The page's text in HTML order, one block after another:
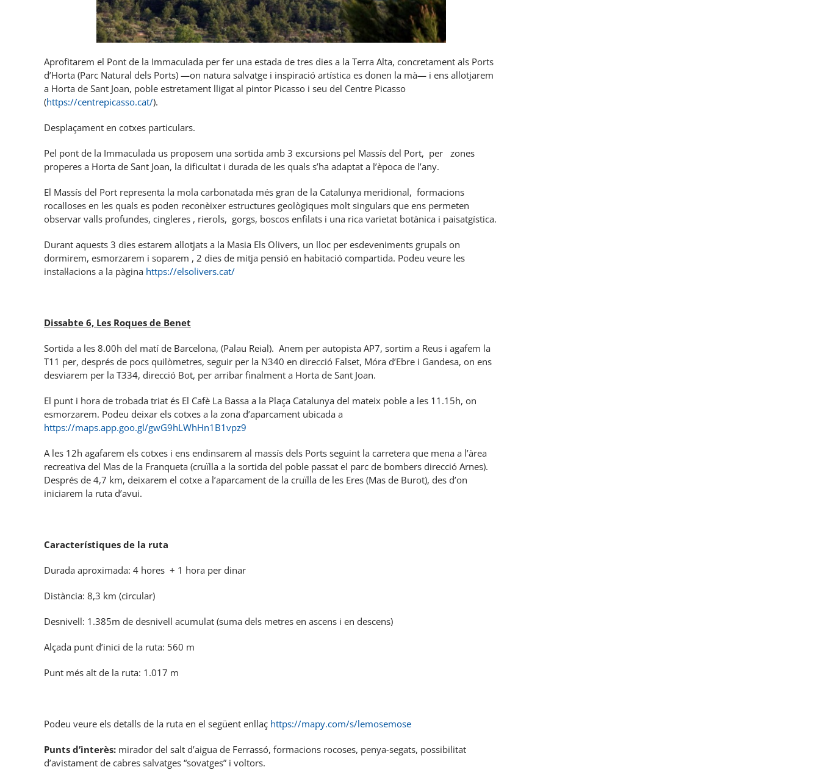
Aprofitarem el Pont de la Immaculada per fer una estada de tres dies a la Terra Alta, concretament als Ports
d’Horta (Parc Natural dels Ports) —on natura salvatge i inspiració artística es donen la mà— i ens allotjarem
a Horta de Sant Joan, poble estretament lligat al pintor Picasso i seu del Centre Picasso
(https://centrepicasso.cat/).
Desplaçament en cotxes particulars.
Pel pont de la Immaculada us proposem una sortida amb 3 excursions pel Massís del Port, per zones
properes a Horta de Sant Joan, la dificultat i durada de les quals s’ha adaptat a l’època de l’any.
El Massís del Port representa la mola carbonatada més gran de la Catalunya meridional, formacions
rocalloses en les quals es poden reconèixer estructures geològiques molt singulars que ens permeten
observar valls profundes, cingleres , rierols, gorgs, boscos enfilats i una rica varietat botànica i paisatgística.
Durant aquests 3 dies estarem allotjats a la Masia Els Olivers, un lloc per esdeveniments grupals on
dormirem, esmorzarem i soparem , 2 dies de mitja pensió en habitació compartida. Podeu veure les
instal·lacions a la pàgina https://elsolivers.cat/
Dissabte 6, Les Roques de Benet
Sortida a les 8.00h del matí de Barcelona, (Palau Reial). Anem per autopista AP7, sortim a Reus i agafem la
T11 per, després de pocs quilòmetres, seguir per la N340 en direcció Falset, Móra d’Ebre i Gandesa, on ens
desviarem per la T334, direcció Bot, per arribar finalment a Horta de Sant Joan.
El punt i hora de trobada triat és El Cafè La Bassa a la Plaça Catalunya del mateix poble a les 11.15h, on
esmorzarem. Podeu deixar els cotxes a la zona d’aparcament ubicada a
https://maps.app.goo.gl/gwG9hLWhHn1B1vpz9
A les 12h agafarem els cotxes i ens endinsarem al massís dels Ports seguint la carretera que mena a l’àrea
recreativa del Mas de la Franqueta (cruïlla a la sortida del poble passat el parc de bombers direcció Arnes).
Després de 4,7 km, deixarem el cotxe a l’aparcament de la cruïlla de les Eres (Mas de Burot), des d’on
iniciarem la ruta d’avui.
Característiques de la ruta
Durada aproximada: 4 hores + 1 hora per dinar
Distància: 8,3 km (circular)
Desnivell: 1.385m de desnivell acumulat (suma dels metres en ascens i en descens)
Alçada punt d’inici de la ruta: 560 m
Punt més alt de la ruta: 1.017 m
Podeu veure els detalls de la ruta en el següent enllaç https://mapy.com/s/lemosemose
Punts d’interès: mirador del salt d’aigua de Ferrassó, formacions rocoses, penya-segats, possibilitat
d’avistament de cabres salvatges “sovatges” i voltors.